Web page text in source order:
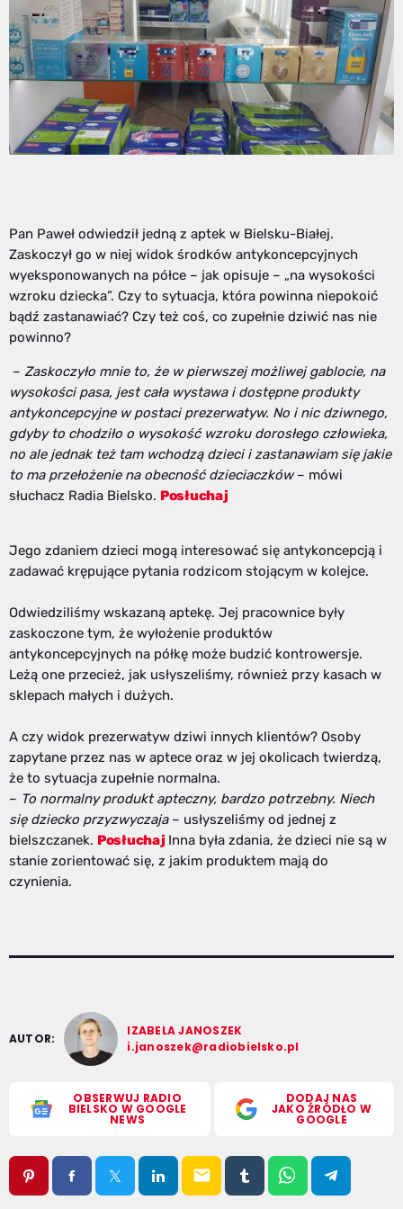
Pan Paweł odwiedził jedną z aptek w Bielsku-Białej.
Zaskoczył go w niej widok środków antykoncepcyjnych
wyeksponowanych na półce – jak opisuje – „na wysokości
wzroku dziecka”. Czy to sytuacja, która powinna niepokoić
bądź zastanawiać? Czy też coś, co zupełnie dziwić nas nie
powinno?
– Zaskoczyło mnie to, że w pierwszej możliwej gablocie, na
wysokości pasa, jest cała wystawa i dostępne produkty
antykoncepcyjne w postaci prezerwatyw. No i nic dziwnego,
gdyby to chodziło o wysokość wzroku dorosłego człowieka,
no ale jednak też tam wchodzą dzieci i zastanawiam się jakie
to ma przełożenie na obecność dzieciaczków– mówi
słuchacz Radia Bielsko. Posłuchaj
Jego zdaniem dzieci mogą interesować się antykoncepcją i
zadawać krępujące pytania rodzicom stojącym w kolejce.
Odwiedziliśmy wskazaną aptekę. Jej pracownice były
zaskoczone tym, że wyłożenie produktów
antykoncepcyjnych na półkę może budzić kontrowersje.
Leżą one przecież, jak usłyszeliśmy, również przy kasach w
sklepach małych i dużych.
A czy widok prezerwatyw dziwi innych klientów? Osoby
zapytane przez nas w aptece oraz w jej okolicach twierdzą,
że to sytuacja zupełnie normalna.
– To normalny produkt apteczny, bardzo potrzebny. Niech
się dziecko przyzwyczaja – usłyszeliśmy od jednej z
bielszczanek. Posłuchaj Inna była zdania, że dzieci nie są w
stanie zorientować się, z jakim produktem mają do
czynienia.
AUTOR:
IZABELA JANOSZEK
i.janoszek@radiobielsko.pl
OBSERWUJ RADIO
BIELSKO W GOOGLE
NEWS
DODAJ NAS
JAKO ŹRÓDŁO W
GOOGLE
email